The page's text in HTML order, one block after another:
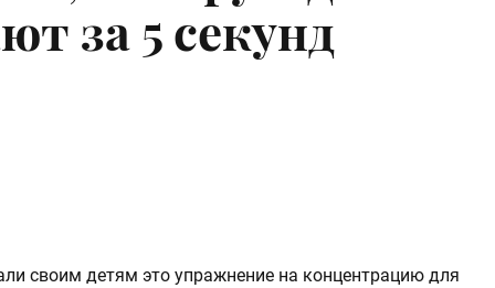
за 5 секунд
своим детям это упражнение на концентрацию для